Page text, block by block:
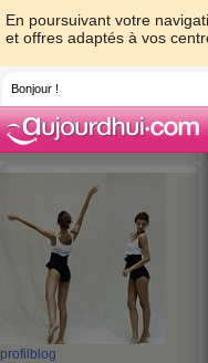
En poursuivant votre
et offres adaptés à vos
Bonjour !
profil blog